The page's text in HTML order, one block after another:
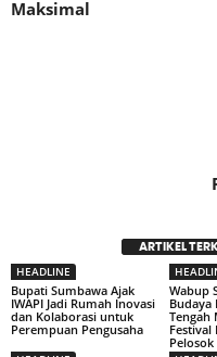
Maksimal
ARTIKEL
HEADLINE
Bupati Sumbawa Ajak
IWAPI Jadi Rumah Inovasi
dan Kolaborasi untuk
Perempuan Pengusaha
Wabup
Budaya
Tengah
Festival